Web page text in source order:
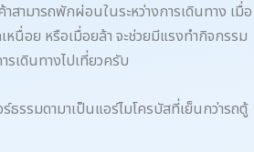
สามารถพักผ่อนในระหว่างการเดินทาง เมื่อ
หนื่อย หรือเมื่อยล้า จะช่วยมีแรงทำกิจกรรม
เดินทางไปเที่ยวครับ
ธรรมดามาเป็นแอร์ไมโครบัสที่เย็นกว่ารถตู้